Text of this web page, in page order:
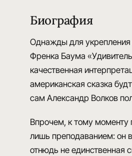
Биография
Однажды для укрепления
Френка Баума
качественная
американская сказка
сам Александр Волков
Впрочем, к тому моменту
лишь преподаванием: он
отнюдь не единственная